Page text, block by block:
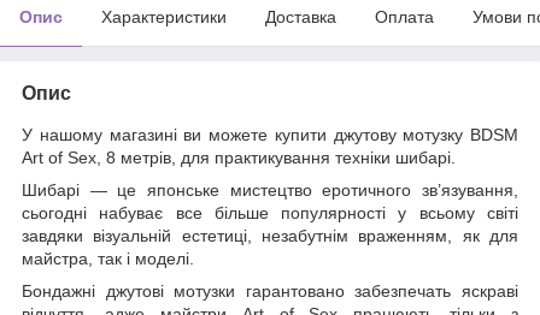
Опис Характеристики Доставка Оплата Умови
Опис
У нашому магазині ви можете купити джутову мотузку BDSM
Art of Sex, 8 метрів, для практикування техніки шибарі.
Шибарі — це японське мистецтво еротичного зв’язування,
сьогодні набуває все більше популярності у всьому світі
завдяки візуальній естетиці, незабутнім враженням, як для
майстра, так і моделі.
Бондажні джутові мотузки гарантовано забезпечать яскраві